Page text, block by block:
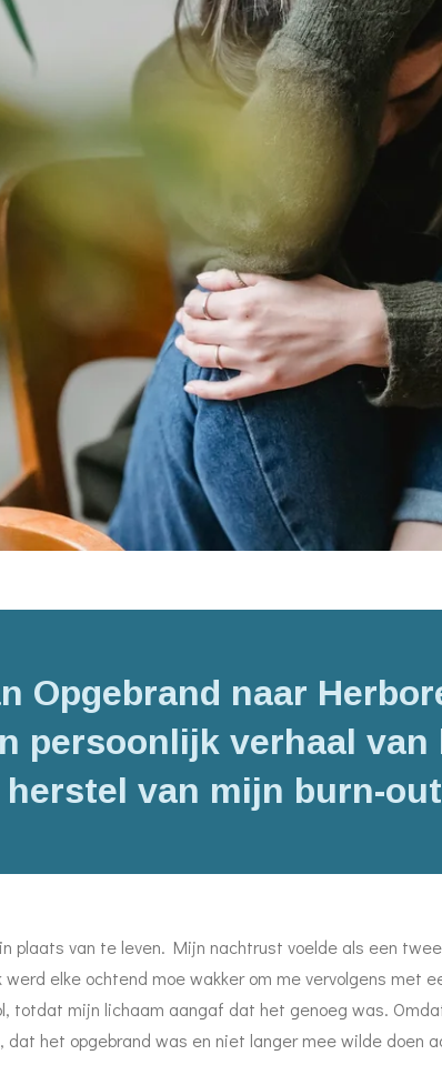
Opgebrand naar
persoonlijk verhaal van
herstel van mijn burn-out
plaats van te leven. Mijn nachtrust voelde als een
elke ochtend moe wakker om me vervolgens met
totdat mijn lichaam aangaf dat het genoeg was.
het opgebrand was en niet langer mee wilde doen